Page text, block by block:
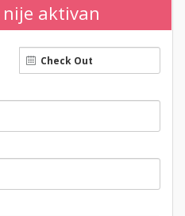
aktivan